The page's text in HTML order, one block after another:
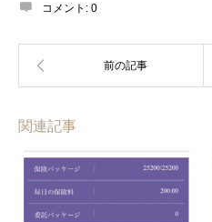
コメント: 0
関連記事